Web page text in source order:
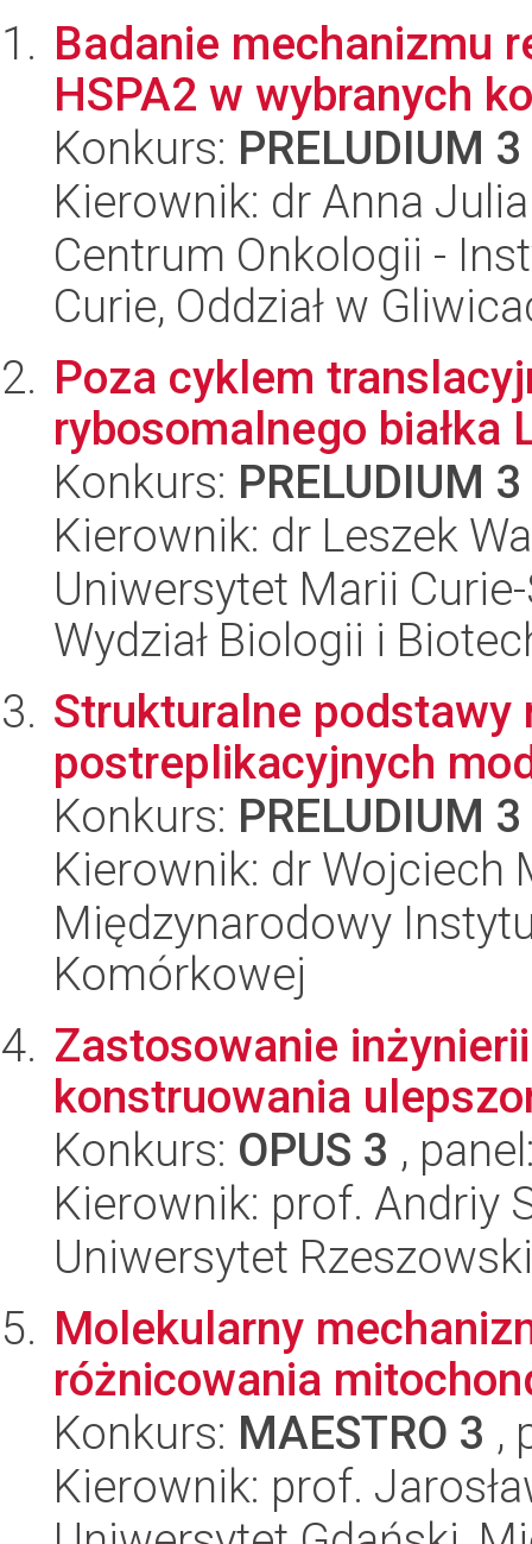
Badanie mechanizmu
HSPA2 w wybranych
Konkurs: PRELUDIUM 3
Kierownik: dr Anna
Centrum Onkologii -
Curie, Oddział w
Poza cyklem
rybosomalnego białka
Konkurs: PRELUDIUM 3
Kierownik: dr Leszek
Uniwersytet Marii
Wydział Biologii i
Strukturalne podstawy
postreplikacyjnych
Konkurs: PRELUDIUM 3
Kierownik: dr Wojciech
Międzynarodowy
Komórkowej
Zastosowanie
konstruowania
Konkurs: OPUS 3 ,
Kierownik: prof. Andriy
Uniwersytet
Molekularny
różnicowania
Konkurs: MAESTRO 3 ,
Kierownik: prof.